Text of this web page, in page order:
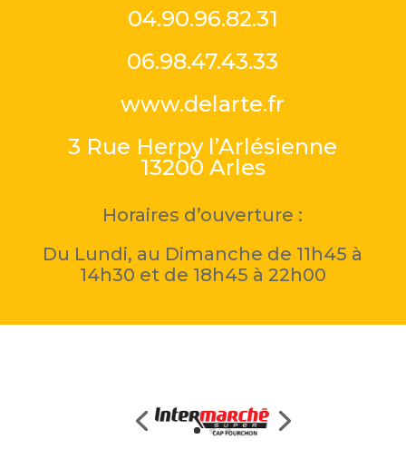
04.90.96.82.31
06.98.47.43.33
www.delarte.fr
3 Rue Herpy l’Arlésienne
13200 Arles
Horaires d’ouverture :
Du Lundi, au Dimanche de 11h45 à
14h30 et de 18h45 à 22h00